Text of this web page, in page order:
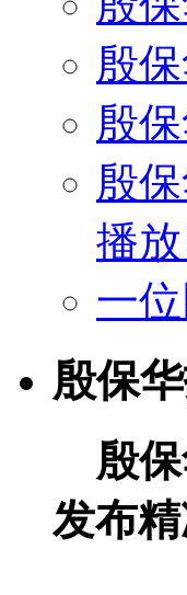
殷
殷
殷
播
一
殷保
殷保
发布